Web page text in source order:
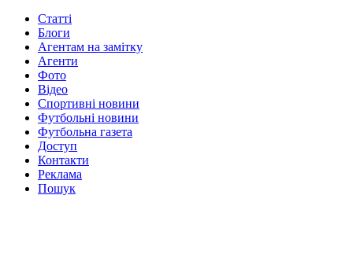
Статті
Блоги
Агентам на замітку
Агенти
Фото
Відео
Спортивні новини
Футбольні новини
Футбольна газета
Доступ
Контакти
Реклама
Пошук